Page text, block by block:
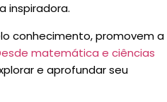
inspiradora.
conhecimento, promovem a
matemática e ciências
e aprofundar seu